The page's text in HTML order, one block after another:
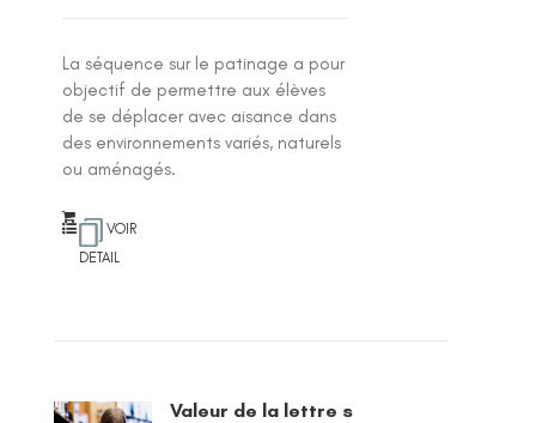
La séquence sur le patinage a pour
objectif de permettre aux élèves
de se déplacer avec aisance dans
des environnements variés, naturels
ou aménagés.
VOIR
DETAIL
Valeur de la lettre s